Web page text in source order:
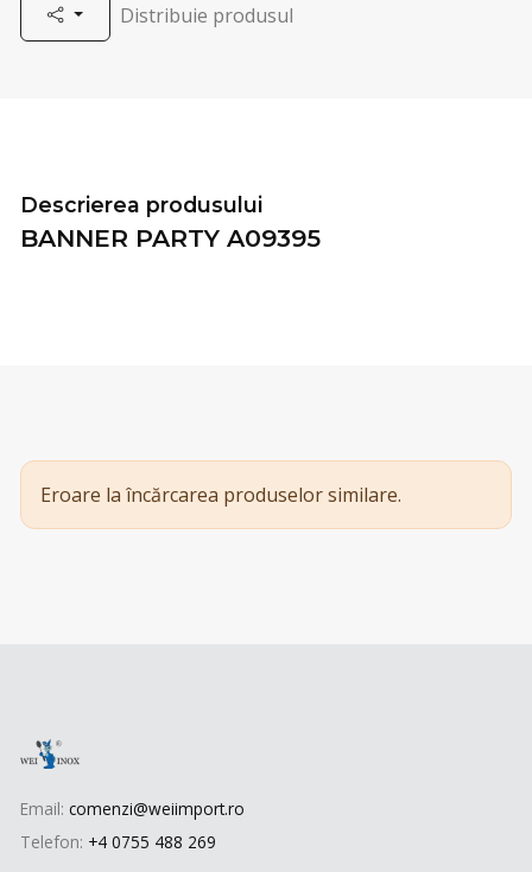
Distribuie produsul
Descrierea produsului
BANNER PARTY A09395
Eroare la încărcarea produselor similare.
Email: comenzi@weiimport.ro
Telefon: +4 0755 488 269